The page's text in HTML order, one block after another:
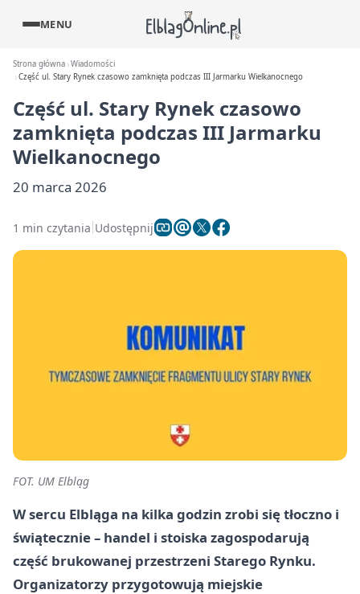
MENU
Strona główna Wiadomości
Część ul. Stary Rynek czasowo zamknięta podczas III Jarmarku Wielkanocnego
Część ul. Stary Rynek czasowo
zamknięta podczas III Jarmarku
Wielkanocnego
20 marca 2026
1 min czytania Udostępnij
FOT. UM Elbląg
W sercu Elbląga na kilka godzin zrobi się tłoczno i
świątecznie – handel i stoiska zagospodarują
część brukowanej przestrzeni Starego Rynku.
Organizatorzy przygotowują miejskie